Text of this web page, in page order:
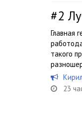
#2
Главная
такого
23